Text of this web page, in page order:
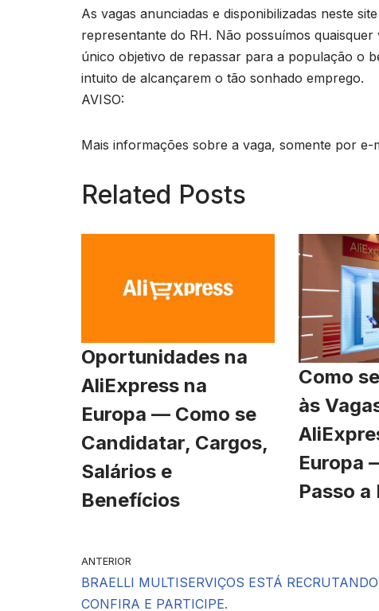
As vagas anunciadas e disponibilizadas neste
representante do RH. Não possuímos
único objetivo de repassar para a população o
intuito de alcançarem o tão sonhado emprego.
AVISO:
Mais informações sobre a vaga, somente por e-
Related Posts
Oportunidades na
AliExpress na
Europa — Como se
Candidatar, Cargos,
Salários e
Benefícios
Como
às
Europa
Passo a
ANTERIOR
BRAELLI MULTISERVIÇOS ESTÁ RECRUTANDO
CONFIRA E PARTICIPE.